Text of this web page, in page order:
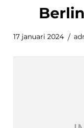
17 januari 2024